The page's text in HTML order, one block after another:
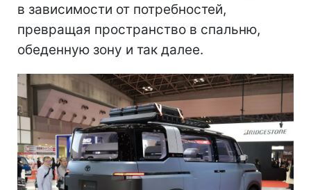
в зависимости от потребностей,
превращая пространство в спальню,
обеденную зону и так далее.